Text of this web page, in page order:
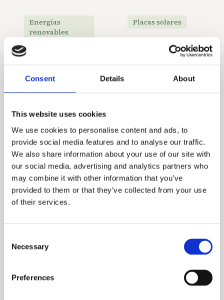
Consent Details About
This website uses cookies
We use cookies to personalise content and ads, to
provide social media features and to analyse our traffic.
We also share information about your use of our site with
our social media, advertising and analytics partners who
may combine it with other information that you’ve
provided to them or that they’ve collected from your use
of their services.
Selection
Necessary
Preferences
Energías
renovables
de la casa
eficiente
Helena Encinas
Sep 6, 2024
transformar tu casa
y eficiente, es
Placas solares
¿Cuántos
Helena Encinas
Jun 20, 2024
los factores a tener